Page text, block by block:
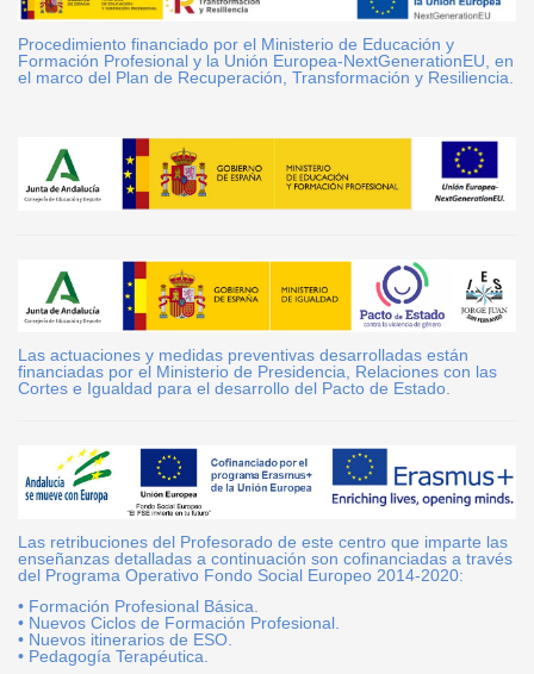
Procedimiento financiado por el Ministerio de Educación y
Formación Profesional y la Unión Europea-NextGenerationEU, en
el marco del Plan de Recuperación, Transformación y Resiliencia.
Las actuaciones y medidas preventivas desarrolladas están
financiadas por el Ministerio de Presidencia, Relaciones con las
Cortes e Igualdad para el desarrollo del Pacto de Estado.
Las retribuciones del Profesorado de este centro que imparte las
enseñanzas detalladas a continuación son cofinanciadas a través
del Programa Operativo Fondo Social Europeo 2014-2020:
• Formación Profesional Básica.
• Nuevos Ciclos de Formación Profesional.
• Nuevos itinerarios de ESO.
• Pedagogía Terapéutica.